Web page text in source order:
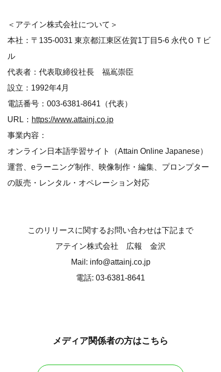
＜アテイン株式会社について＞
本社：〒135-0031 東京都江東区佐賀1丁目5-6 永代ＯＴビ
ル
代表者：代表取締役社長 福嶌崇臣
設立：1992年4月
電話番号：003-6381-8641（代表）
URL： https://www.attainj.co.jp
事業内容：
オンライン日本語学習サイト（Attain Online Japanese）
運営、eラーニング制作、映像制作・編集、プロンプター
の販売・レンタル・オペレーション対応
このリリースに関するお問い合わせは下記まで
アテイン株式会社 広報 金沢
Mail: info@attainj.co.jp
電話: 03-6381-8641
メディア関係者の方はこちら